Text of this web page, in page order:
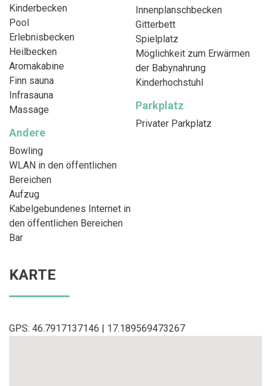
Kinderbecken
Pool
Erlebnisbecken
Heilbecken
Aromakabine
Finn sauna
Infrasauna
Massage
Innenplanschbecken
Gitterbett
Spielplatz
Möglichkeit zum Erwärmen
der Babynahrung
Kinderhochstuhl
Parkplatz
Privater Parkplatz
Andere
Bowling
WLAN in den öffentlichen
Bereichen
Aufzug
Kabelgebundenes Internet in
den öffentlichen Bereichen
Bar
KARTE
GPS: 46.7917137146 | 17.189569473267